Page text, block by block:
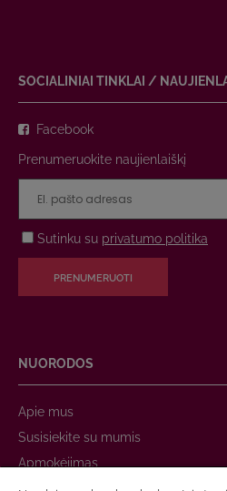
SOCIALINIAI TINKLAI /
Facebook
Prenumeruokite naujienlaiškį
Sutinku su privatumo politika
PRENUMERUOTI
NUORODOS
Apie mus
Susisiekite su mumis
Apmokėjimas